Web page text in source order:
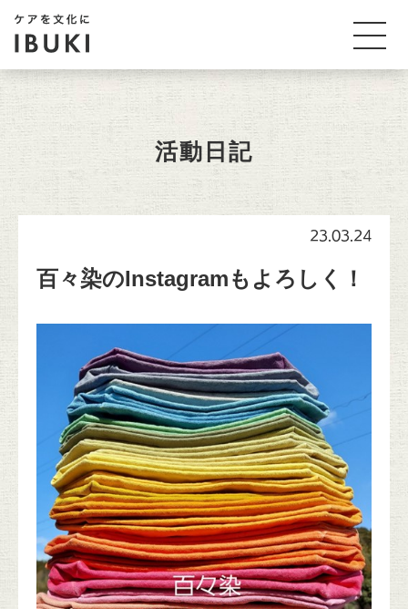
活動日記
23.03.24
百々染のInstagramもよろしく！